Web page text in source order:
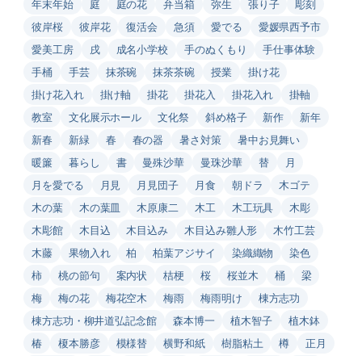
年末年始 庭 庭の花 弁当箱 弥生 張り子
彫刻
彼岸桜
彼岸花 復活会 急須 愛でる
愛媛県西予市
愛美工房
戌 成名小学校 手のぬくもり
手仕事体験
手桶
手芸 抹茶碗 抹茶茶碗 授業
掛け花
掛け花入れ
掛け軸 掛花 掛花入 掛花入れ
掛軸
教室
文化展示ホール 文化祭 斜め格子 新作
新年
新春
新緑 春 春の器 暑さ対策
暑中お見舞い
暖簾
暮らし 書 曼殊沙華 曼珠沙華 替
月
月を愛でる
月見 月見団子 月食 朝ドラ
木ゴテ
木の葉
木の葉皿 木原康二 木工 木工玩具
木彫
木彫館
木目込 木目込み 木目込み雛人形
木竹工芸
木藤
果物入れ 柏 柏葉アジサイ 染織織物
染色
柿
桃の節句 案内状 桔梗 桜 桜並木 桶
梁
梅
梅の花 梅花空木 梅雨 梅雨明け
棟方志功
棟方志功・柳井道弘記念館
森本博一 植木智子
植木鉢
椿
榎本勝彦 模様替 横野和紙 樹脂粘土 樽
正月